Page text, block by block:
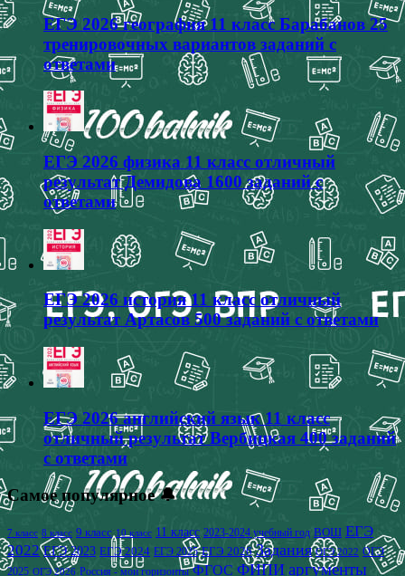
ЕГЭ 2026 география 11 класс Барабанов 25
тренировочных вариантов заданий с
ответами
ЕГЭ 2026 физика 11 класс отличный
результат Демидова 1600 заданий с
ответами
ЕГЭ 2026 история 11 класс отличный
результат Артасов 500 заданий с ответами
ЕГЭ 2026 английский язык 11 класс
отличный результат Вербицкая 400 заданий
с ответами
Самое популярное 🔔
7 класс 8 класс 9 класс 10 класс 11 класс 2023-2024 учебный год ВОШ ЕГЭ
2022 ЕГЭ 2023 ЕГЭ 2024 ЕГЭ 2025 ЕГЭ 2026 Задания ОГЭ 2022 ОГЭ
2025 ОГЭ 2026 Россия - мои горизонты ФГОС ФИПИ аргументы